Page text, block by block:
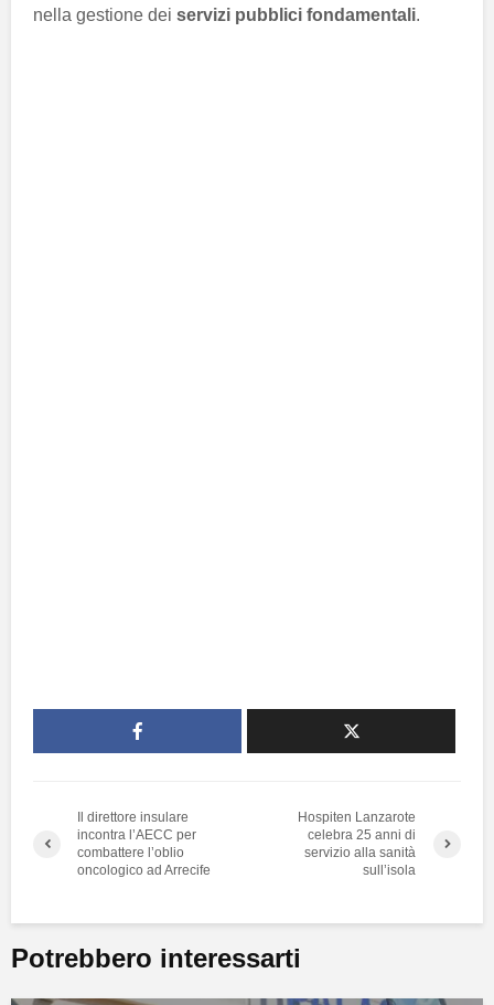
nella gestione dei servizi pubblici fondamentali.
Il direttore insulare
incontra l’AECC per
combattere l’oblio
oncologico ad Arrecife
Hospiten Lanzarote
celebra 25 anni di
servizio alla sanità
sull’isola
Potrebbero interessarti